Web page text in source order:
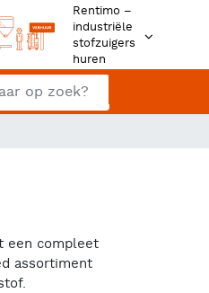
Rentimo –
industriële
stofzuigers
huren
een compleet
assortiment